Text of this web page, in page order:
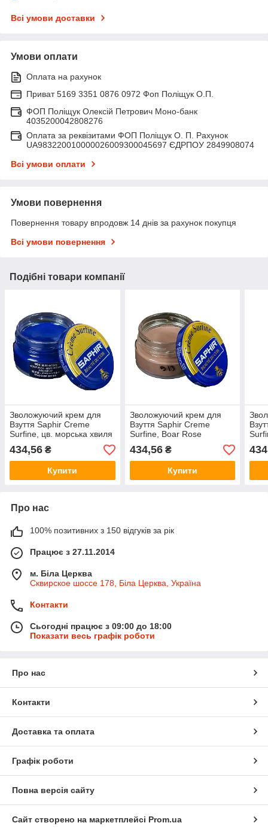
Всі умови доставки
Умови оплати
Оплата на рахунок
Приват 5169 3351 0876 0972 Фоп Поліщук О.П.
ФОП Поліщук Олексій Петрович Моно-банк
4035200042808276
Оплата за реквізитами ФОП Поліщук О. П. Рахунок
UA983220010000026009300045697 ЄДРПОУ 2849908074
Всі умови оплати
Умови повернення
Повернення товару впродовж 14 днів за рахунок покупця
Всі умови повернення
Подібні товари компанії
Зволожуючий крем для
Взуття Saphir Creme
Surfine, цв. морська хвиля
434,56 ₴
Купити
Зволожуючий крем для
Взуття Saphir Creme
Surfine, Boar Rose
434,56₴
Купити
Про нас
100% позитивних з 150 відгуків за рік
Працює з 27.11.2014
м. Біла Церква
Сквирское шоссе 178, Біла Церква, Україна
Контакти
Сьогодні працює з 09:00 до 18:00
Показати весь графік роботи
Про нас
Контакти
Доставка та оплата
Графік роботи
Повна версія сайту
Сайт створено на маркетплейсі Prom.ua